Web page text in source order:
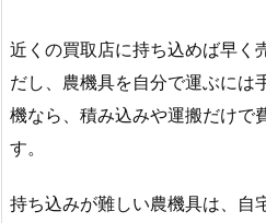
近くの買取店に持ち込めば早く
だし、農機具を自分で運ぶには
機なら、積み込みや運搬だけで
す。
持ち込みが難しい農機具は、自